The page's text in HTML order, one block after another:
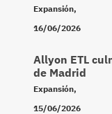
Expansión,
16/06/2026
Allyon ETL
de Madrid
Expansión,
15/06/2026